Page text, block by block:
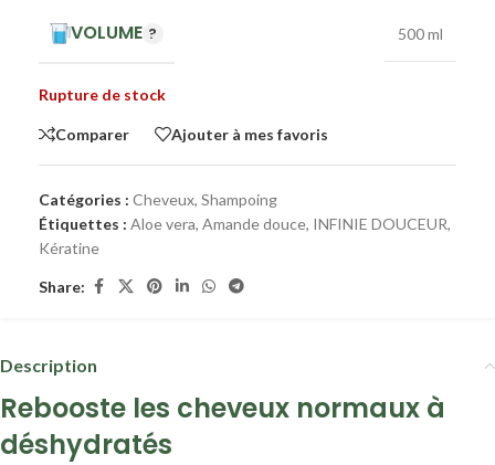
VOLUME 500 ml
Rupture de stock
Comparer Ajouter à mes favoris
Catégories : Cheveux, Shampoing
Étiquettes : Aloe vera, Amande douce, INFINIE DOUCEUR,
Kératine
Share:
Description
Rebooste les cheveux normaux à
déshydratés